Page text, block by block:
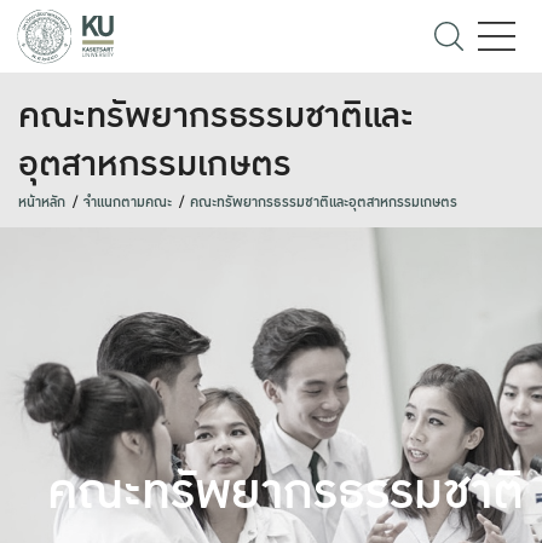
คณะทรัพยากรธรรมชาติและ
อุตสาหกรรมเกษตร
หน้าหลัก จำแนกตามคณะ คณะทรัพยากรธรรมชาติและอุตสาหกรรมเกษตร
คณะทรัพยากรธรรมชาติ